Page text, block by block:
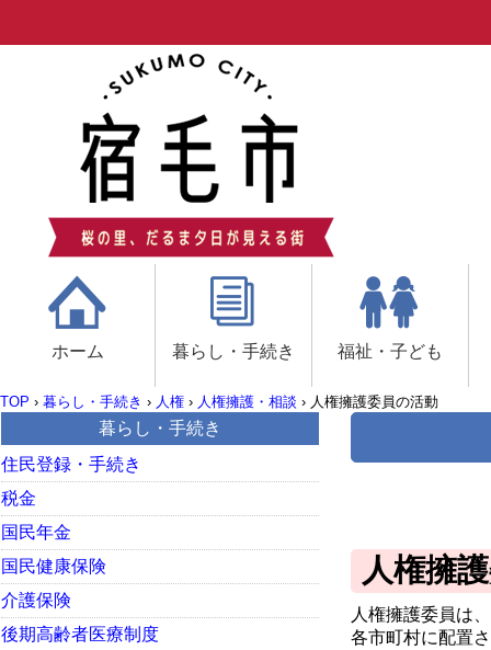
ホーム 暮らし・手続き 福祉・子ども
TOP › 暮らし・手続き › 人権 › 人権擁護・相談 › 人権擁護委員の活動
人権擁
人権擁護委員は
各市町村に配置
暮らし・手続き
住民登録・手続き
税金
国民年金
国民健康保険
介護保険
後期高齢者医療制度